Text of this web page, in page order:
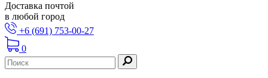
Доставка почтой
в любой город
+6 (691) 753-00-27
0